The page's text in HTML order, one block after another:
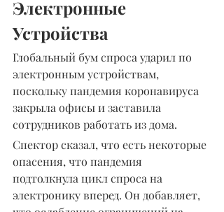
Электронные
Устройства
Глобальный бум спроса ударил по
электронным устройствам,
поскольку пандемия коронавируса
закрыла офисы и заставила
сотрудников работать из дома.
Спектор сказал, что есть некоторые
опасения, что пандемия
подтолкнула цикл спроса на
электронику вперед. Он добавляет,